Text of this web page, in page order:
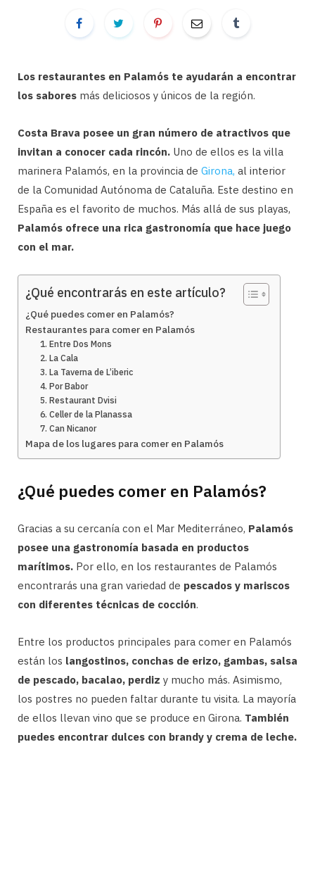
Los restaurantes en Palamós te ayudarán a encontrar
los sabores más deliciosos y únicos de la región.
Costa Brava posee un gran número de atractivos que
invitan a conocer cada rincón. Uno de ellos es la villa
marinera Palamós, en la provincia de Girona, al interior
de la Comunidad Autónoma de Cataluña. Este destino en
España es el favorito de muchos. Más allá de sus playas,
Palamós ofrece una rica gastronomía que hace juego
con el mar.
¿Qué encontrarás en este artículo?
¿Qué puedes comer en Palamós?
Restaurantes para comer en Palamós
1. Entre Dos Mons
2. La Cala
3. La Taverna de L’iberic
4. Por Babor
5. Restaurant Dvisi
6. Celler de la Planassa
7. Can Nicanor
Mapa de los lugares para comer en Palamós
¿Qué puedes comer en Palamós?
Gracias a su cercanía con el Mar Mediterráneo, Palamós
posee una gastronomía basada en productos
marítimos. Por ello, en los restaurantes de Palamós
encontrarás una gran variedad de pescados y mariscos
con diferentes técnicas de cocción.
Entre los productos principales para comer en Palamós
están los langostinos, conchas de erizo, gambas, salsa
de pescado, bacalao, perdiz y mucho más. Asimismo,
los postres no pueden faltar durante tu visita. La mayoría
de ellos llevan vino que se produce en Girona. También
puedes encontrar dulces con brandy y crema de leche.